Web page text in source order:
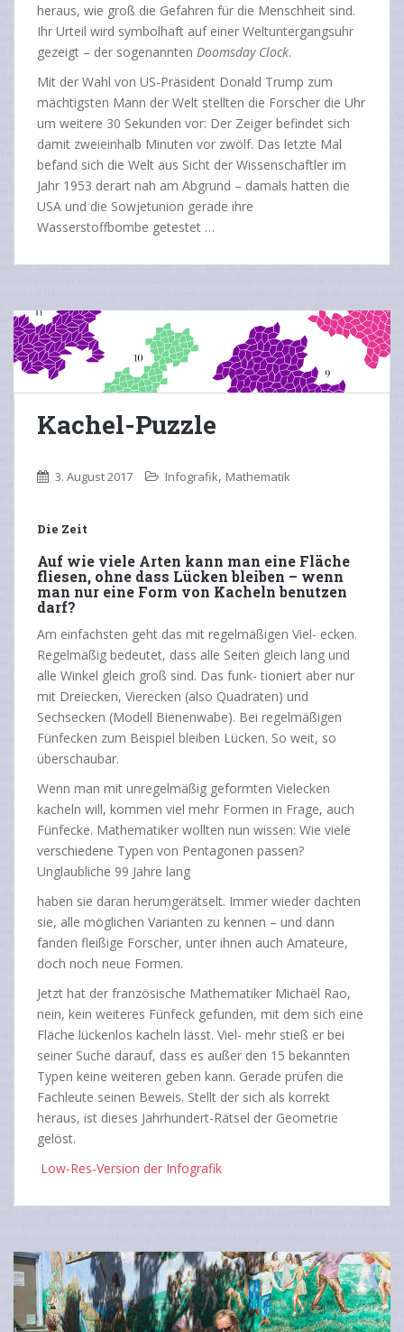
heraus, wie groß die Gefahren für die Menschheit sind.
Ihr Urteil wird symbolhaft auf einer Weltuntergangsuhr
gezeigt – der sogenannten Doomsday Clock.
Mit der Wahl von US-Präsident Donald Trump zum
mächtigsten Mann der Welt stellten die Forscher die Uhr
um weitere 30 Sekunden vor: Der Zeiger befindet sich
damit zweieinhalb Minuten vor zwölf. Das letzte Mal
befand sich die Welt aus Sicht der Wissenschaftler im
Jahr 1953 derart nah am Abgrund – damals hatten die
USA und die Sowjetunion gerade ihre
Wasserstoffbombe getestet …
Kachel-Puzzle
3. August 2017 Infografik, Mathematik
Die Zeit
Auf wie viele Arten kann man eine Fläche
fliesen, ohne dass Lücken bleiben – wenn
man nur eine Form von Kacheln benutzen
darf?
Am einfachsten geht das mit regelmäßigen Viel- ecken.
Regelmäßig bedeutet, dass alle Seiten gleich lang und
alle Winkel gleich groß sind. Das funk- tioniert aber nur
mit Dreiecken, Vierecken (also Quadraten) und
Sechsecken (Modell Bienenwabe). Bei regelmäßigen
Fünfecken zum Beispiel bleiben Lücken. So weit, so
überschaubar.
Wenn man mit unregelmäßig geformten Vielecken
kacheln will, kommen viel mehr Formen in Frage, auch
Fünfecke. Mathematiker wollten nun wissen: Wie viele
verschiedene Typen von Pentagonen passen?
Unglaubliche 99 Jahre lang
haben sie daran herumgerätselt. Immer wieder dachten
sie, alle möglichen Varianten zu kennen – und dann
fanden fleißige Forscher, unter ihnen auch Amateure,
doch noch neue Formen.
Jetzt hat der französische Mathematiker Michaël Rao,
nein, kein weiteres Fünfeck gefunden, mit dem sich eine
Fläche lückenlos kacheln lässt. Viel- mehr stieß er bei
seiner Suche darauf, dass es außer den 15 bekannten
Typen keine weiteren geben kann. Gerade prüfen die
Fachleute seinen Beweis. Stellt der sich als korrekt
heraus, ist dieses Jahrhundert-Rätsel der Geometrie
gelöst.
Low-Res-Version der Infografik